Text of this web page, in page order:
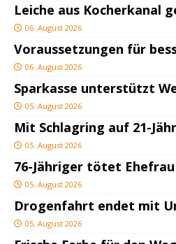
Leiche aus Kocherkanal
06. August 2026
Voraussetzungen für
06. August 2026
Sparkasse unterstützt
05. August 2026
Mit Schlagring auf 21-
05. August 2026
76-Jähriger tötet Ehefrau
05. August 2026
Drogenfahrt endet mit
05. August 2026